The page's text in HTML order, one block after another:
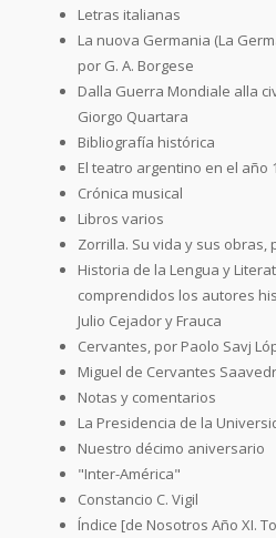
Letras italianas
La nuova Germania (La
por G. A. Borgese
Dalla Guerra Mondiale alla
Giorgo Quartara
Bibliografía histórica
El teatro argentino en el año
Crónica musical
Libros varios
Zorrilla. Su vida y sus obras,
Historia de la Lengua y
comprendidos los autores
Julio Cejador y Frauca
Cervantes, por Paolo Savj
Miguel de Cervantes
Notas y comentarios
La Presidencia de la
Nuestro décimo aniversario
"Inter-América"
Constancio C. Vigil
Índice [de Nosotros Año XI.